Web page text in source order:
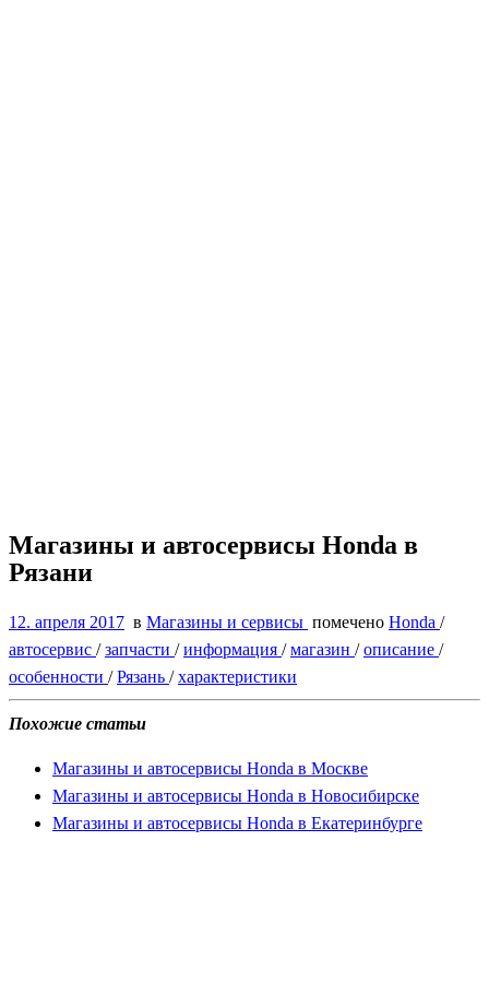
Магазины и автосервисы Honda в
Рязани
12. апреля 2017 в Магазины и сервисы помечено Honda /
автосервис /запчасти /информация /магазин /описание /
особенности /Рязань /характеристики
Похожие статьи
Магазины и автосервисы Honda в Москве
Магазины и автосервисы Honda в Новосибирске
Магазины и автосервисы Honda в Екатеринбурге